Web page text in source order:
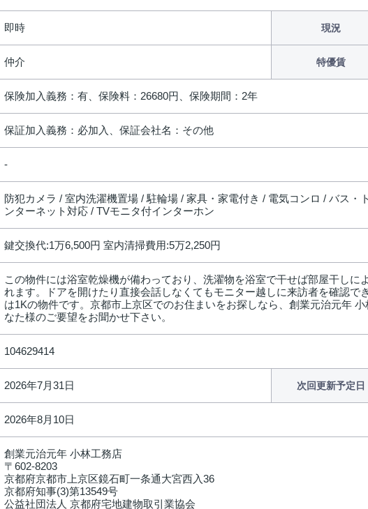
即時 現況
仲介 特優賃
保険加入義務：有、保険料：26680円、保険期間：2年
保証加入義務：必加入、保証会社名：その他
防犯カメラ / 室内洗濯機置場 / 駐輪場 / 家具・家電付き / 電気コンロ / バス・
ンターネット対応 / TVモニタ付インターホン
鍵交換代:1万6,500円 室内清掃費用:5万2,250円
この物件には浴室乾燥機が備わっており、洗濯物を浴室で干せば部屋干しに
れます。ドアを開けたり直接会話しなくてもモニター越しに来訪者を確認で
は1Kの物件です。京都市上京区でのお住まいをお探しなら、創業元治元年
なた様のご要望をお聞かせ下さい。
104629414
2026年7月31日 次回更新予定日
2026年8月10日
創業元治元年 小林工務店
〒602-8203
京都府京都市上京区鏡石町一条通大宮西入36
京都府知事(3)第13549号
公益社団法人 京都府宅地建物取引業協会